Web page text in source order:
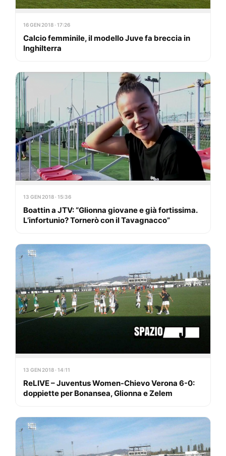
16 GEN 2018 · 17:26
Calcio femminile, il modello Juve fa breccia in
Inghilterra
13 GEN 2018 · 15:36
Boattin a JTV: “Glionna giovane e già fortissima.
L’infortunio? Tornerò con il Tavagnacco”
13 GEN 2018 · 14:11
ReLIVE – Juventus Women-Chievo Verona 6-0:
doppiette per Bonansea, Glionna e Zelem